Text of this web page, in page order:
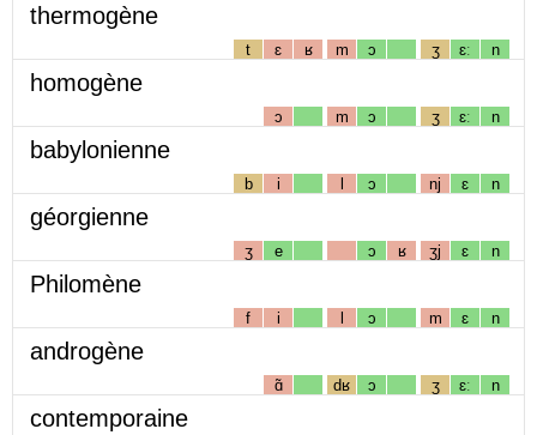
thermogène
t ɛ ʁ m ɔ ʒ ɛː n
homogène
ɔ m ɔ ʒ ɛː n
babylonienne
b i l ɔ nj ɛ n
géorgienne
ʒ e ɔ ʁ ʒj ɛ n
Philomène
f i l ɔ m ɛ n
androgène
ɑ̃ dʁ ɔ ʒ ɛː n
contemporaine